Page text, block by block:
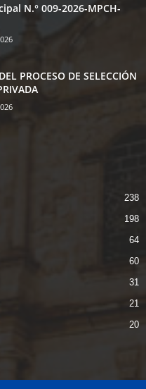
N.° 009-2026-MPCH-
PROCESO DE SELECCIÓN
238
198
64
60
31
21
20